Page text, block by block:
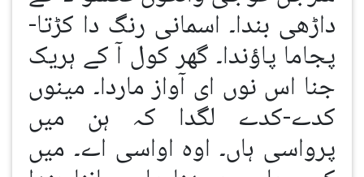
داڑھی بندا۔ اسمانی رنگ دا کڑتا-
پجاما پاؤندا۔ گھر کول آ کے ہریک
جنا اس نوں ای آواز ماردا۔ مینوں
کدے-کدے لگدا کہ ہن میں
پرواسی ہاں۔ اوہ اواسی اے۔ میں